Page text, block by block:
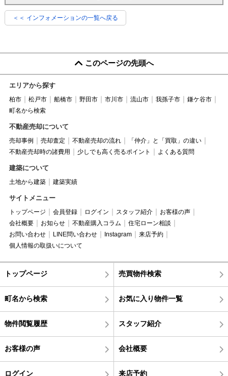
＜＜ インフォメーションの一覧へ戻る
このページの先頭へ
エリアから探す
柏市 松戸市 船橋市 野田市 市川市 流山市 我孫子市
鎌ケ谷市
町名から検索
不動産売却について
売却事例 売却査定 不動産売却の流れ
「仲介」と「買取」の違い
不動産売却時の諸費用
少しでも高く売るポイント よくある質問
建築について
土地から建築 建築実績
サイトメニュー
トップページ 会員登録 ログイン スタッフ紹介
お客様の声
会社概要
お知らせ 不動産購入コラム
住宅ローン相談
お問い合わせ
LINE問い合わせ Instagram
来店予約
個人情報の取扱いについて
トップページ 売買物件検索
町名から検索 お気に入り物件一覧
物件閲覧履歴 スタッフ紹介
お客様の声 会社概要
ログイン 来店予約